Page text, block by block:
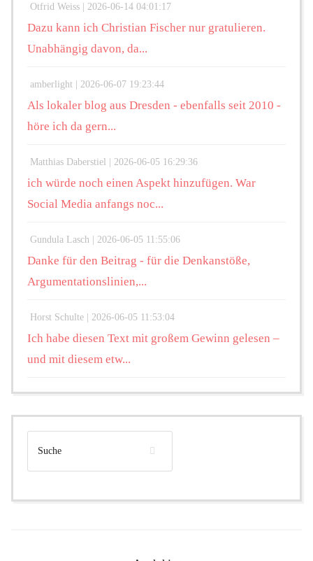
Otfrid Weiss | 2026-06-14 04:01:17
Dazu kann ich Christian Fischer nur gratulieren.
Unabhängig davon, da...
amberlight | 2026-06-07 19:23:44
Als lokaler blog aus Dresden - ebenfalls seit 2010 -
höre ich da gern...
Matthias Daberstiel | 2026-06-05 16:29:36
ich würde noch einen Aspekt hinzufügen. War
Social Media anfangs noc...
Gundula Lasch | 2026-06-05 11:55:06
Danke für den Beitrag - für die Denkanstöße,
Argumentationslinien,...
Horst Schulte | 2026-06-05 11:53:04
Ich habe diesen Text mit großem Gewinn gelesen –
und mit diesem etw...